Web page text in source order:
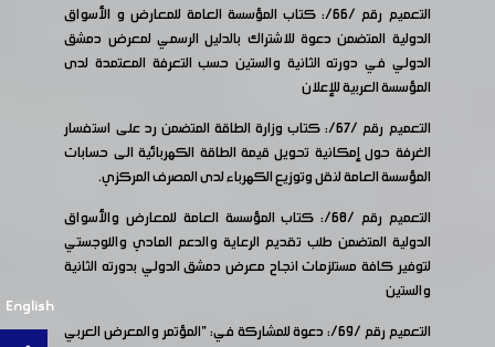
English
التعميم رقم /66/: كتاب المؤسسة العامة للمعارض و الأسواق
الدولية المتضمن دعوة للاشتراك بالدليل الرسمي لمعرض دمشق
الدولي في دورته الثانية والستين حسب التعرفة المعتمدة لدى
المؤسسة العربية للإعلان
التعميم رقم /67/: كتاب وزارة الطاقة المتضمن رد على استفسار
الغرفة حول إمكانية تحويل قيمة الطاقة الكهربائية الى حسابات
المؤسسة العامة لنقل وتوزيع الكهرباء لدى المصرف المركزي.
التعميم رقم /68/: كتاب المؤسسة العامة للمعارض والأسواق
الدولية المتضمن طلب تقديم الرعاية والدعم المادي واللوجستي
لتوفير كافة مستلزمات انجاح معرض دمشق الدولي بدورته الثانية
والستين
التعميم رقم /69/: دعوة للمشاركة في: "المؤتمر والمعرض العربي